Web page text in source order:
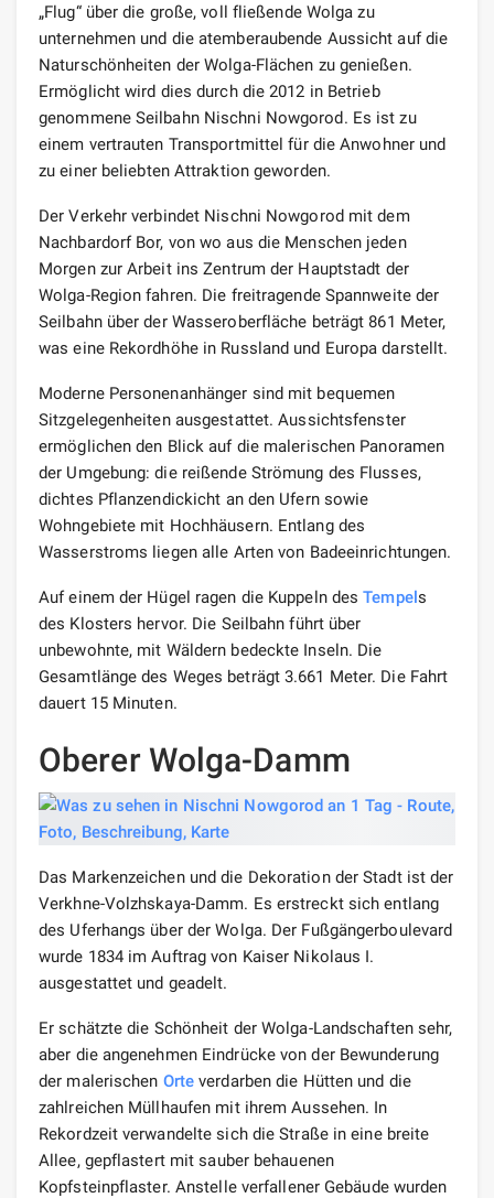
„Flug“ über die große, voll fließende Wolga zu
unternehmen und die atemberaubende Aussicht auf die
Naturschönheiten der Wolga-Flächen zu genießen.
Ermöglicht wird dies durch die 2012 in Betrieb
genommene Seilbahn Nischni Nowgorod. Es ist zu
einem vertrauten Transportmittel für die Anwohner und
zu einer beliebten Attraktion geworden.
Der Verkehr verbindet Nischni Nowgorod mit dem
Nachbardorf Bor, von wo aus die Menschen jeden
Morgen zur Arbeit ins Zentrum der Hauptstadt der
Wolga-Region fahren. Die freitragende Spannweite der
Seilbahn über der Wasseroberfläche beträgt 861 Meter,
was eine Rekordhöhe in Russland und Europa darstellt.
Moderne Personenanhänger sind mit bequemen
Sitzgelegenheiten ausgestattet. Aussichtsfenster
ermöglichen den Blick auf die malerischen Panoramen
der Umgebung: die reißende Strömung des Flusses,
dichtes Pflanzendickicht an den Ufern sowie
Wohngebiete mit Hochhäusern. Entlang des
Wasserstroms liegen alle Arten von Badeeinrichtungen.
Auf einem der Hügel ragen die Kuppeln desTempels
des Klosters hervor. Die Seilbahn führt über
unbewohnte, mit Wäldern bedeckte Inseln. Die
Gesamtlänge des Weges beträgt 3.661 Meter. Die Fahrt
dauert 15 Minuten.
Oberer Wolga-Damm
Das Markenzeichen und die Dekoration der Stadt ist der
Verkhne-Volzhskaya-Damm. Es erstreckt sich entlang
des Uferhangs über der Wolga. Der Fußgängerboulevard
wurde 1834 im Auftrag von Kaiser Nikolaus I.
ausgestattet und geadelt.
Er schätzte die Schönheit der Wolga-Landschaften sehr,
aber die angenehmen Eindrücke von der Bewunderung
der malerischen Orte verdarben die Hütten und die
zahlreichen Müllhaufen mit ihrem Aussehen. In
Rekordzeit verwandelte sich die Straße in eine breite
Allee, gepflastert mit sauber behauenen
Kopfsteinpflaster. Anstelle verfallener Gebäude wurden